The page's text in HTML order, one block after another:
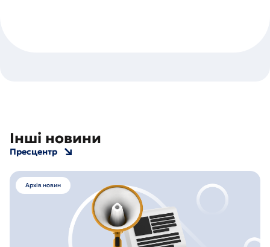
Інші новини
Пресцентр
Архів новин